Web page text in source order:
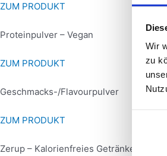
Wir
zu
ZUM PRODUKT
Proteinpulver – Vegan
ZUM PRODUKT
Geschmacks-/Flavourpulver
ZUM PRODUKT
Zerup – Kalorienfreies Getränkesirup